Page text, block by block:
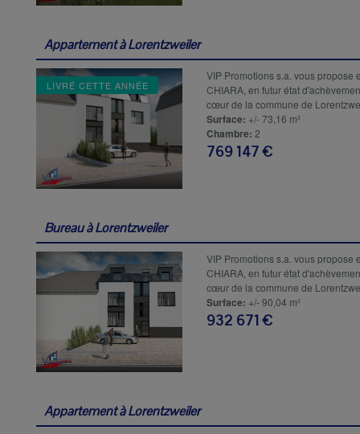
Appartement àLorentzweiler
LIVRÉ CETTE ANNÉE
VIP Promotions s.a. vous propose
CHIARA, en futur état
cœur de la commune de
Surface: +/- 73,16 m²
Chambre: 2
769 147 €
Bureau àLorentzweiler
VIP Promotions s.a. vous propose
CHIARA, en futur état
cœur de la commune de
Surface: +/- 90,04 m²
932 671 €
Appartement àLorentzweiler